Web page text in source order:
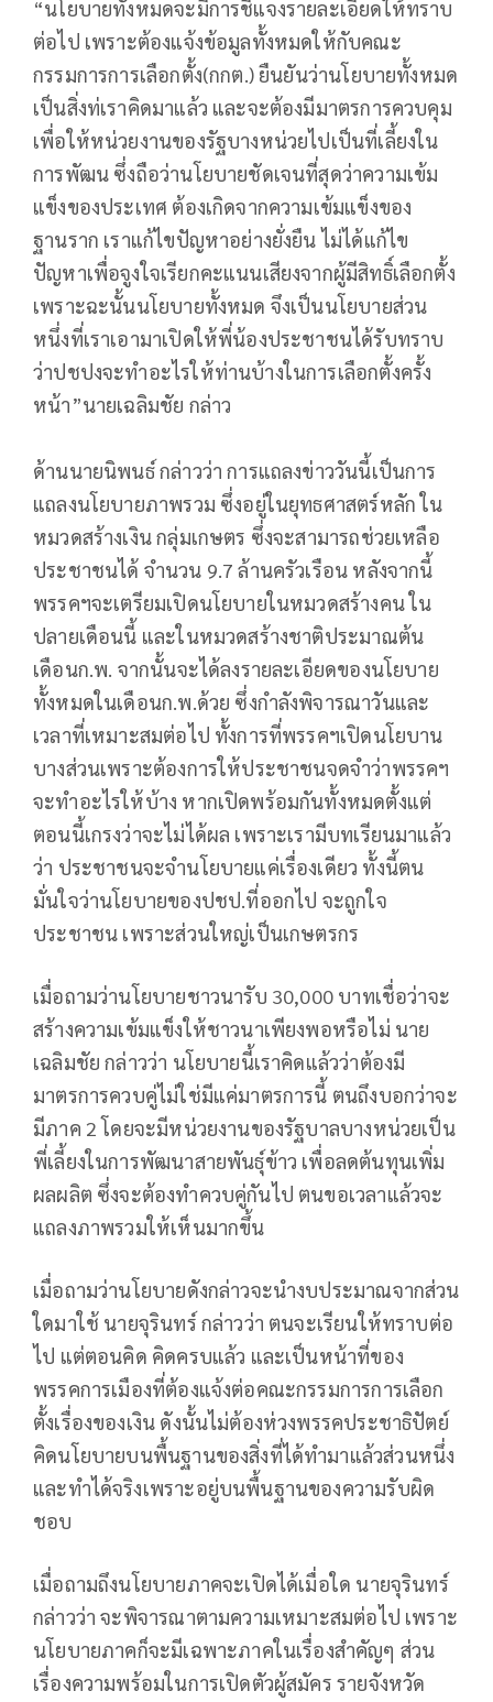
“นโยบายทั้งหมดจะมีการชี้แจงรายละเอียดให้ทราบ
ต่อไป เพราะต้องแจ้งข้อมูลทั้งหมดให้กับคณะ
กรรมการการเลือกตั้ง(กกต.) ยืนยันว่านโยบายทั้งหมด
เป็นสิ่งท่เราคิดมาแล้ว และจะต้องมีมาตรการควบคุม
เพื่อให้หน่วยงานของรัฐบางหน่วยไปเป็นที่เลี้ยงใน
การพัฒน ซึ่งถือว่านโยบายชัดเจนที่สุดว่าความเข้ม
แข็งของประเทศ ต้องเกิดจากความเข้มแข็งของ
ฐานราก เราแก้ไขปัญหาอย่างยั่งยืน ไม่ได้แก้ไข
ปัญหาเพื่อจูงใจเรียกคะแนนเสียงจากผู้มีสิทธิ์เลือกตั้ง
เพราะฉะนั้นนโยบายทั้งหมด จึงเป็นนโยบายส่วน
หนึ่งที่เราเอามาเปิดให้พี่น้องประชาชนได้รับทราบ
ว่าปชปงจะทำอะไรให้ท่านบ้างในการเลือกตั้งครั้ง
หน้า”นายเฉลิมชัย กล่าว
ด้านนายนิพนธ์ กล่าวว่า การแถลงข่าววันนี้เป็นการ
แถลงนโยบายภาพรวม ซึ่งอยู่ในยุทธศาสตร์หลัก ใน
หมวดสร้างเงิน กลุ่มเกษตร ซึ่งจะสามารถช่วยเหลือ
ประชาชนได้ จำนวน 9.7 ล้านครัวเรือน หลังจากนี้
พรรคฯจะเตรียมเปิดนโยบายในหมวดสร้างคน ใน
ปลายเดือนนี้ และในหมวดสร้างชาติประมาณต้น
เดือนก.พ. จากนั้นจะได้ลงรายละเอียดของนโยบาย
ทั้งหมดในเดือนก.พ.ด้วย ซึ่งกำลังพิจารณาวันและ
เวลาที่เหมาะสมต่อไป ทั้งการที่พรรคฯเปิดนโยบาน
บางส่วนเพราะต้องการให้ประชาชนจดจำว่าพรรคฯ
จะทำอะไรให้บ้าง หากเปิดพร้อมกันทั้งหมดตั้งแต่
ตอนนี้เกรงว่าจะไม่ได้ผล เพราะเรามีบทเรียนมาแล้ว
ว่า ประชาชนจะจำนโยบายแค่เรื่องเดียว ทั้งนี้ตน
มั่นใจว่านโยบายของปชป.ที่ออกไป จะถูกใจ
ประชาชน เพราะส่วนใหญ่เป็นเกษตรกร
เมื่อถามว่านโยบายชาวนารับ 30,000 บาทเชื่อว่าจะ
สร้างความเข้มแข็งให้ชาวนาเพียงพอหรือไม่ นาย
เฉลิมชัย กล่าวว่า นโยบายนี้เราคิดแล้วว่าต้องมี
มาตรการควบคู่ไม่ใช่มีแค่มาตรการนี้ ตนถึงบอกว่าจะ
มีภาค 2 โดยจะมีหน่วยงานของรัฐบาลบางหน่วยเป็น
พี่เลี้ยงในการพัฒนาสายพันธุ์ข้าว เพื่อลดต้นทุนเพิ่ม
ผลผลิต ซึ่งจะต้องทำควบคู่กันไป ตนขอเวลาแล้วจะ
แถลงภาพรวมให้เห็นมากขึ้น
เมื่อถามว่านโยบายดังกล่าวจะนำงบประมาณจากส่วน
ใดมาใช้ นายจุรินทร์ กล่าวว่า ตนจะเรียนให้ทราบต่อ
ไป แต่ตอนคิด คิดครบแล้ว และเป็นหน้าที่ของ
พรรคการเมืองที่ต้องแจ้งต่อคณะกรรมการการเลือก
ตั้งเรื่องของเงิน ดังนั้นไม่ต้องห่วงพรรคประชาธิปัตย์
คิดนโยบายบนพื้นฐานของสิ่งที่ได้ทำมาแล้วส่วนหนึ่ง
และทำได้จริงเพราะอยู่บนพื้นฐานของความรับผิด
ชอบ
เมื่อถามถึงนโยบายภาคจะเปิดได้เมื่อใด นายจุรินทร์
กล่าวว่า จะพิจารณาตามความเหมาะสมต่อไป เพราะ
นโยบายภาคก็จะมีเฉพาะภาคในเรื่องสำคัญๆ ส่วน
เรื่องความพร้อมในการเปิดตัวผู้สมัคร รายจังหวัด